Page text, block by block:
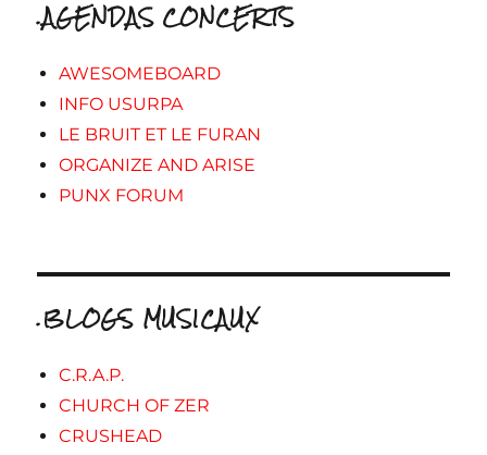
.AGENDAS CONCERTS
AWESOMEBOARD
INFO USURPA
LE BRUIT ET LE FURAN
ORGANIZE AND ARISE
PUNX FORUM
.BLOGS MUSICAUX
C.R.A.P.
CHURCH OF ZER
CRUSHEAD